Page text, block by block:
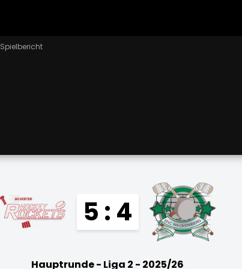
Spielbericht
5 : 4
Hauptrunde - Liga 2 - 2025/26